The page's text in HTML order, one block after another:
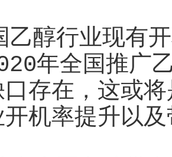
行业现有开
年全国推广
存在，这或
机率提升以